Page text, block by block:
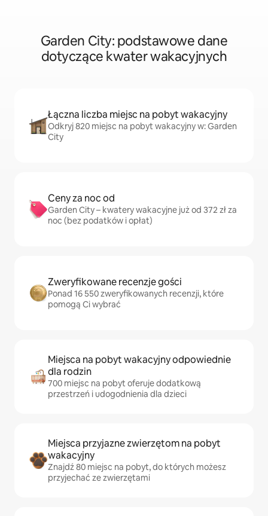
Garden City: podstawowe dane
dotyczące kwater wakacyjnych
Łączna liczba miejsc na pobyt wakacyjny
Odkryj 820 miejsc na pobyt wakacyjny w: Garden
City
Ceny za noc od
Garden City – kwatery wakacyjne już od 372 zł za
noc (bez podatków i opłat)
Zweryfikowane recenzje gości
Ponad 16 550 zweryfikowanych recenzji, które
pomogą Ci wybrać
Miejsca na pobyt wakacyjny odpowiednie
dla rodzin
700 miejsc na pobyt oferuje dodatkową
przestrzeń i udogodnienia dla dzieci
Miejsca przyjazne zwierzętom na pobyt
wakacyjny
Znajdź 80 miejsc na pobyt, do których możesz
przyjechać ze zwierzętami